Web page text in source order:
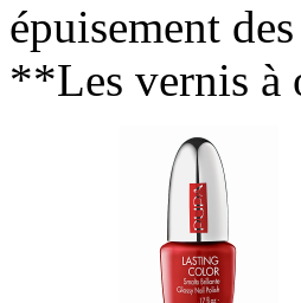
épuisement
**Les vernis à